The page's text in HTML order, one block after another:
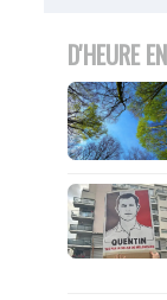
D'HEURE